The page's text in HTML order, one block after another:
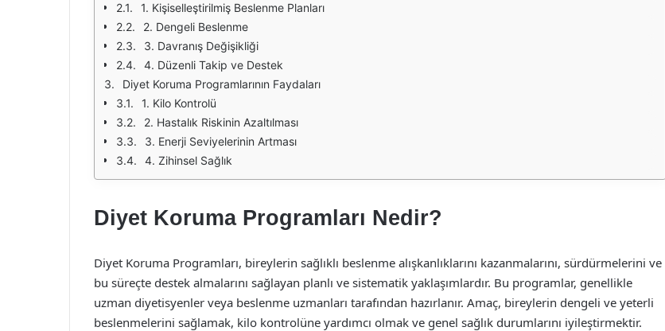
1. Kişiselleştirilmiş Beslenme Planları
2. Dengeli Beslenme
3. Davranış Değişikliği
4. Düzenli Takip ve Destek
Diyet Koruma Programlarının Faydaları
1. Kilo Kontrolü
2. Hastalık Riskinin Azaltılması
3. Enerji Seviyelerinin Artması
4. Zihinsel Sağlık
Diyet Koruma Programları Nedir?
Diyet Koruma Programları, bireylerin sağlıklı beslenme alışkanlıklarını kazanmalarını, sürdürmelerini ve
bu süreçte destek almalarını sağlayan planlı ve sistematik yaklaşımlardır. Bu programlar, genellikle
uzman diyetisyenler veya beslenme uzmanları tarafından hazırlanır. Amaç, bireylerin dengeli ve yeterli
beslenmelerini sağlamak, kilo kontrolüne yardımcı olmak ve genel sağlık durumlarını iyileştirmektir.